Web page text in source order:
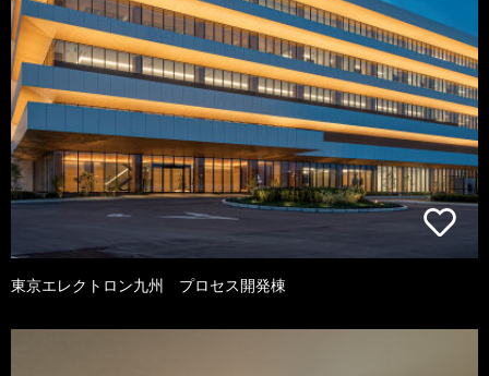
東京エレクトロン九州 プロセス開発棟